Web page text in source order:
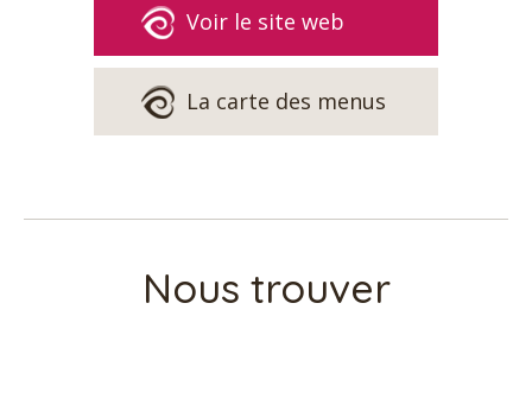
Voir le site web
La carte des menus
Nous trouver